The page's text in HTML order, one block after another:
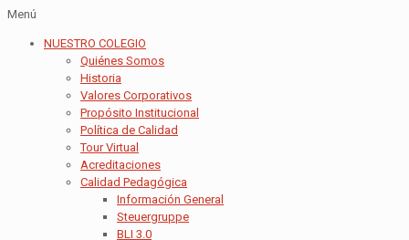
Menú
NUESTRO COLEGIO
Quiénes Somos
Historia
Valores Corporativos
Propósito Institucional
Política de Calidad
Tour Virtual
Acreditaciones
Calidad Pedagógica
Información General
Steuergruppe
BLI 3.0